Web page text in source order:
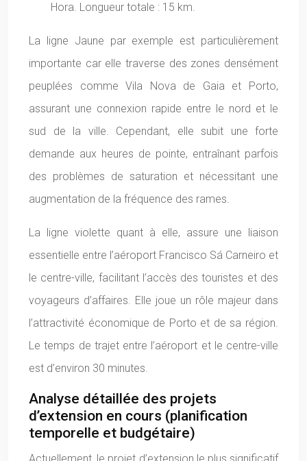
Hora. Longueur totale : 15 km.
La ligne Jaune par exemple est particulièrement
importante car elle traverse des zones densément
peuplées comme Vila Nova de Gaia et Porto,
assurant une connexion rapide entre le nord et le
sud de la ville. Cependant, elle subit une forte
demande aux heures de pointe, entraînant parfois
des problèmes de saturation et nécessitant une
augmentation de la fréquence des rames.
La ligne violette quant à elle, assure une liaison
essentielle entre l’aéroport Francisco Sá Carneiro et
le centre-ville, facilitant l’accès des touristes et des
voyageurs d’affaires. Elle joue un rôle majeur dans
l’attractivité économique de Porto et de sa région.
Le temps de trajet entre l’aéroport et le centre-ville
est d’environ 30 minutes.
Analyse détaillée des projets
d’extension en cours (planification
temporelle et budgétaire)